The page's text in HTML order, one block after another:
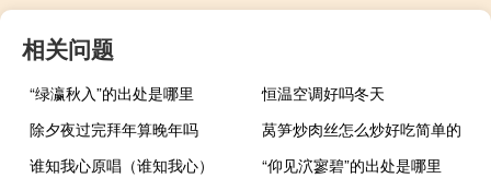
相关问题
“绿瀛秋入”的出处是哪里
恒温空调好吗冬天
除夕夜过完拜年算晚年吗
莴笋炒肉丝怎么炒好吃简单的
谁知我心原唱（谁知我心）
“仰见泬寥碧”的出处是哪里